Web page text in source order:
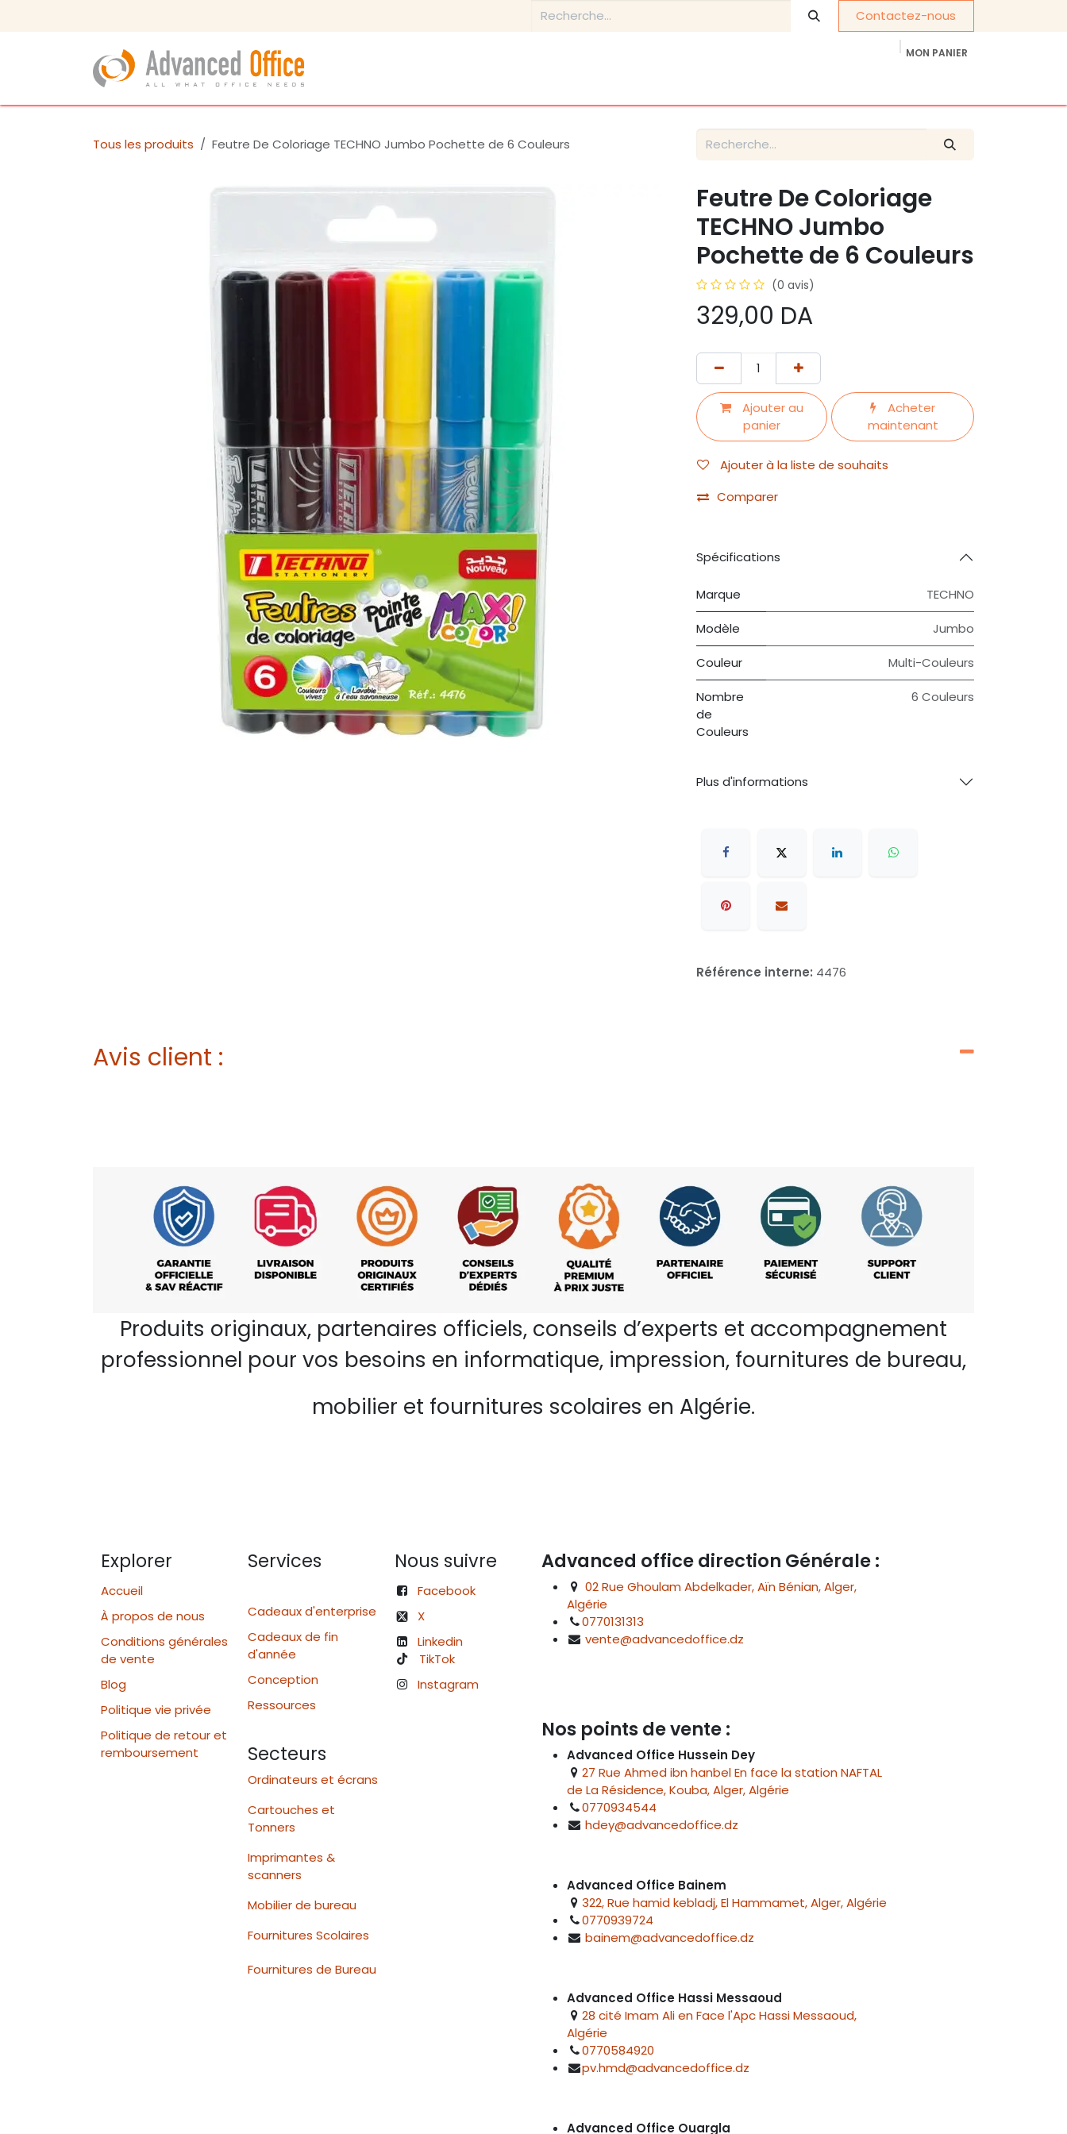
Contactez-nous
MON PANIER
Tous les produits Feutre De Coloriage TECHNO Jumbo Pochette de 6 Couleurs
Feutre De Coloriage
TECHNO Jumbo
Pochette de 6 Couleurs
(0 avis)
329,00 DA
Ajouter au
panier
Acheter
maintenant
Ajouter à la liste de souhaits
Comparer
Spécifications
Marque TECHNO
Modèle Jumbo
Couleur Multi-Couleurs
Nombre
de
Couleurs
6 Couleurs
Plus d'informations
Référence interne: 4476
Avis client :
Produits originaux, partenaires officiels, conseils d’experts et accompagnement
professionnel pour vos besoins en informatique, impression, fournitures de bureau,
mobilier et fournitures scolaires en Algérie.
Explorer
Accueil
À propos de nous
Conditions générales
de vente
Blog
Politique vie privée
Politique de retour et
remboursement
Services
Cadeaux d'enterprise
Cadeaux de fin
d'année
Conception
Ressources
Secteurs
Ordinateurs et écrans
Cartouches et
Tonners
Imprimantes &
scanners
Mobilier de bureau
Fournitures Scolaires
Fournitures de Bureau
Nous suivre
Facebook
X
Linkedin
TikTok
Instagram
Advanced office direction Générale :
02 Rue Ghoulam Abdelkader, Aïn Bénian, Alger,
Algérie
0770131313
vente@advancedoffice.dz
Nos points de vente :
Advanced Office Hussein Dey
27 Rue Ahmed ibn hanbel En face la station NAFTAL
de La Résidence, Kouba, Alger, Algérie
0770934544
hdey@advancedoffice.dz
Advanced Office Bainem
322, Rue hamid kebladj, El Hammamet, Alger, Algérie
0770939724
bainem@advancedoffice.dz
Advanced Office Hassi Messaoud
28 cité Imam Ali en Face l'Apc Hassi Messaoud,
Algérie
0770584920
pv.hmd@advancedoffice.dz
Advanced Office Ouargla